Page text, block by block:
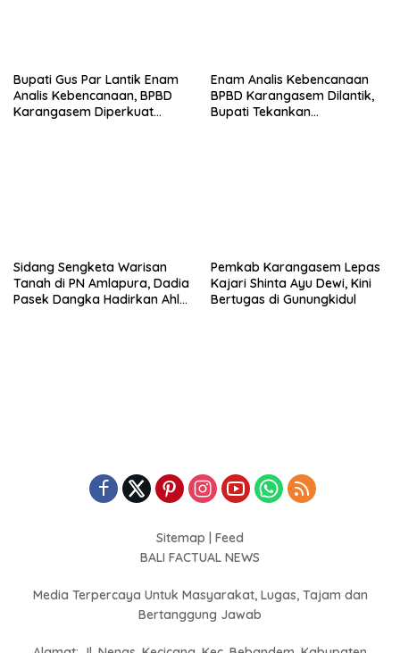
Bupati Gus Par Lantik Enam
Analis Kebencanaan, BPBD
Karangasem Diperkuat
Enam Analis Kebencanaan
BPBD Karangasem Dilantik,
Bupati Tekankan
Sidang Sengketa Warisan
Tanah di PN Amlapura, Dadia
Pasek Dangka Hadirkan Ahli
Pemkab Karangasem Lepas
Kajari Shinta Ayu Dewi, Kini
Bertugas di Gunungkidul
Sitemap
Feed
BALI FACTUAL NEWS
Media Terpercaya Untuk Masyarakat, Lugas, Tajam dan
Bertanggung Jawab